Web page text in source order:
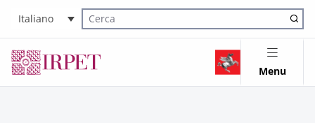
Italiano
Cerca nel sito
Menu